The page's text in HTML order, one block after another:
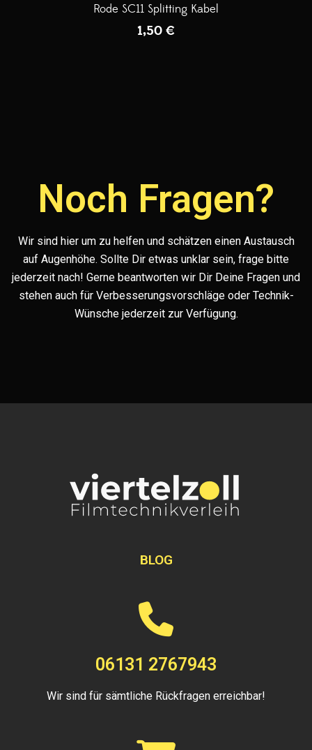
Rode SC11 Splitting Kabel
1,50 €
Noch Fragen?
Wir sind hier um zu helfen und schätzen einen Austausch
auf Augenhöhe. Sollte Dir etwas unklar sein, frage bitte
jederzeit nach! Gerne beantworten wir Dir Deine Fragen und
stehen auch für Verbesserungsvorschläge oder Technik-
Wünsche jederzeit zur Verfügung.
BLOG
06131 2767943
Wir sind für sämtliche Rückfragen erreichbar!